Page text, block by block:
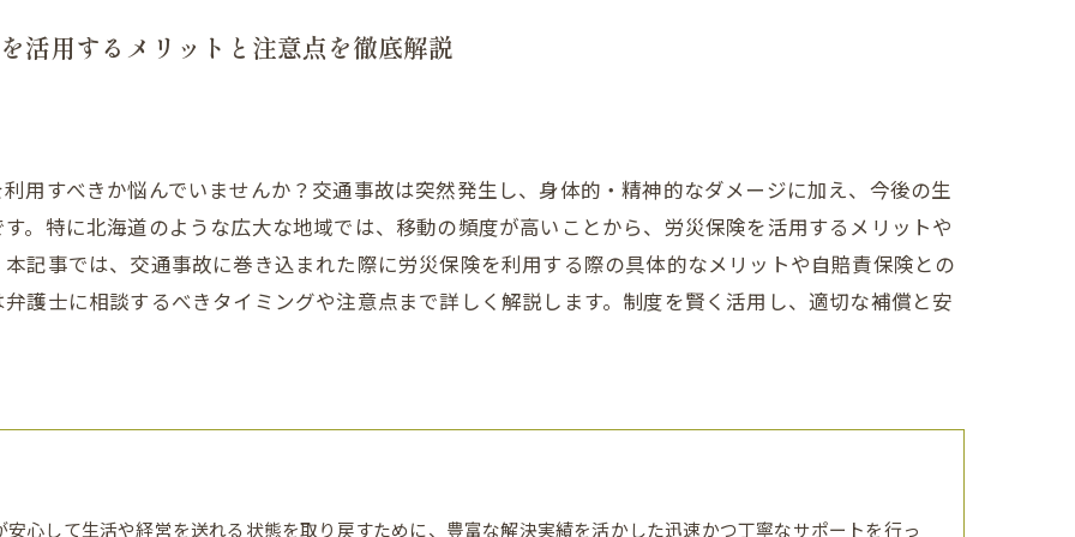
活用するメリットと注意点を徹底解説
用すべきか悩んでいませんか？交通事故は突然発生し、身体的・精神的なダメージに加え、今後の生
。特に北海道のような広大な地域では、移動の頻度が高いことから、労災保険を活用するメリットや
記事では、交通事故に巻き込まれた際に労災保険を利用する際の具体的なメリットや自賠責保険との
護士に相談するべきタイミングや注意点まで詳しく解説します。制度を賢く活用し、適切な補償と安
心して生活や経営を送れる状態を取り戻すために、豊富な解決実績を活かした迅速かつ丁寧なサポートを行っ